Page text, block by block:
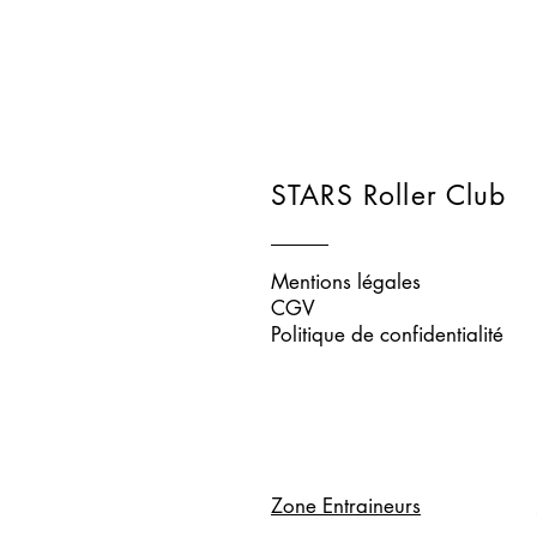
STARS Roller Club
Mentions légales
CGV
Politique de confidentialité
Zone Entraineurs